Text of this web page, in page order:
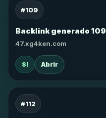
#109
Backlink generado 109
47.xg4ken.com
SI Abrir
#112